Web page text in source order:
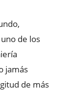
de los
jamás
de más